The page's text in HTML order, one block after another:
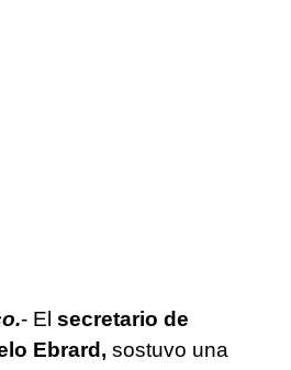
- El secretario de
Ebrard, sostuvo una